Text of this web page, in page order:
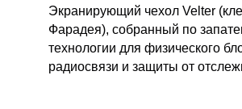
Экранирующий чехол Velter
Фарадея), собранный по
технологии для физического
радиосвязи и защиты от
Приложения